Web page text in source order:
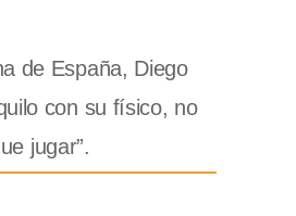
de España, Diego
con su físico, no
jugar”.